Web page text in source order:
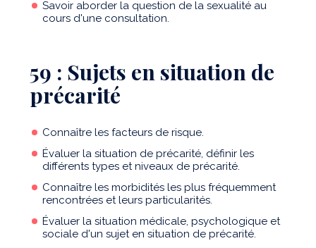
Savoir aborder la question de la sexualité au
cours d'une consultation.
59 : Sujets en situation de
précarité
Connaître les facteurs de risque.
Évaluer la situation de précarité, définir les
différents types et niveaux de précarité.
Connaître les morbidités les plus fréquemment
rencontrées et leurs particularités.
Évaluer la situation médicale, psychologique et
sociale d'un sujet en situation de précarité.